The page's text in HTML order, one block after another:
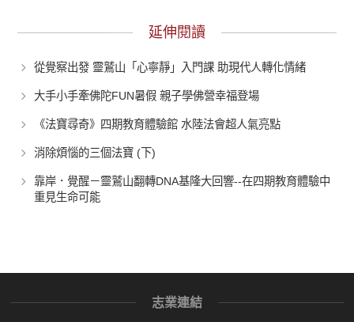
延伸閱讀
從覺察出發 靈鷲山「心寧靜」入門課 助現代人轉化情緒
大手小手牽佛陀FUN暑假 親子學佛營幸福登場
《法寶尋奇》四期教育體驗館 水陸法會超人氣亮點
消除煩惱的三個法寶 (下)
靠岸．覺醒－靈鷲山翻轉DNA基隆大回響--在四期教育體驗中
重見生命可能
志業連結